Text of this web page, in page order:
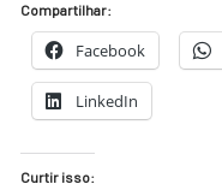
Compartilhar:
Facebook
LinkedIn
Curtir isso: